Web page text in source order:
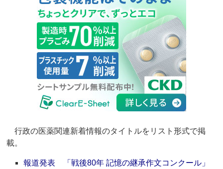
行政の医薬関連新着情報のタイトルをリスト形式で掲
載。
報道発表 「戦後80年 記憶の継承作文コンクール」